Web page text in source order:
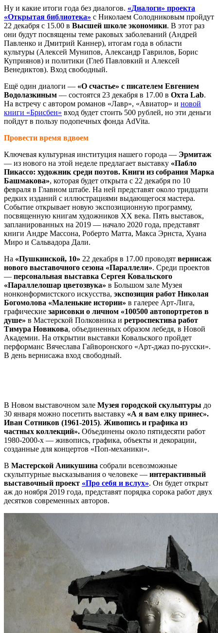
Ну и какие итоги года без диалогов. «Диалоги» проекта
«Открытая библиотека» с Николаем Солодниковым пройдут
22 декабря с 15.00 в Высшей школе экономики. В этот раз
они будут посвящены теме раковых заболеваний (Андрей
Павленко и Дмитрий Каннер), итогам года в области
культуры (Алексей Мунипов, Александр Гаврилов, Борис
Куприянов) и политики (Глеб Павловкий и Алексей
Венедиктов). Вход свободный.
Ещё один диалоги — «О счастье» с писателем Евгением
Водолазкиным — состоятся 23 декабря в 17.00 в Охта Lab.
На встречу с автором романов «Лавр», «Авиатор» и новой
книги «Брисбен» вход будет стоить 500 рублей, но эти деньги
пойдут в пользу подопечных фонда AdVita.
Провести время вдвоем
Ключевая культурная институция нашего города — Эрмитаж
— из нового на этой неделе предлагает выставку «Пабло
Пикассо: художник среди поэтов. Книги из собрания Марка
Башмакова», которая будет открыта с 22 декабря по 10
февраля в Главном штабе. На ней представят около тридцати
редких изданий с иллюстрациями выдающегося мастера.
Событие открывает новую экспозиционную программу,
посвященную книгам художников XX века. Пять выставок,
запланированных на 2019 — начало 2020 года, представят
книги Андре Массона, Роберто Матта, Макса Эрнста, Хуана
Миро и Сальвадора Дали.
На «Пушкинской, 10» 22 декабря в 17.00 проводят вернисаж
нового выставочного сезона «Параллели». Среди проектов
— персональная выставка Сергея Ковальского
«Параллелошар цветозвука» в Большом зале Музея
нонконформистского искусства, экспозиция работ Николая
Богомолова «Маленькие истории» в галерее Арт-Лига,
графические зарисовки о личном «100500 автопортретов в
душе» в Мастерской Полковника и ретроспектива работ
Тимура Новикова, объединенных образом лебедя, в Новой
Академии. На открытии выставки Ковальского пройдет
перформанс Вячеслава Гайворонского «Арт-джаз по-русски».
В день вернисажа вход свободный.
В Новом выставочном зале Музея городской скульптуры до
30 января можно посетить выставку «А я вам елку принес».
Иван Сотников (1961-2015). Живопись и графика из
частных коллекций». Объединены около пятидесяти работ
1980-2000-х — живопись, графика, объекты и декорации,
созданные для концертов «Поп-механики».
В Мастерской Аникушина собрали всевозможные
скульптурные высказывания о человеке — интерактивный
выставочный проект «Про себя и вслух». Он будет открыт
аж до ноября 2019 года, представят порядка сорока работ двух
десятков современных авторов.